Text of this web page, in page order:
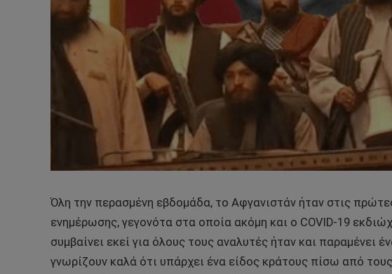
Όλη την περασμένη εβδομάδα, το Αφγανιστάν ήταν στις
ενημέρωσης, γεγονότα στα οποία ακόμη και ο COVID-19
συμβαίνει εκεί για όλους τους αναλυτές ήταν και παραμένει
γνωρίζουν καλά ότι υπάρχει ένα είδος κράτους πίσω από